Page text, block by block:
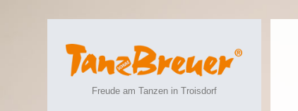
Freude am Tanzen in Troisdorf